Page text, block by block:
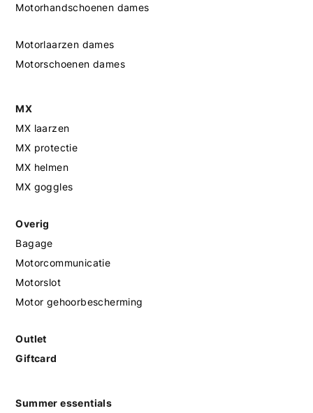
Motorhandschoenen dames
Motorlaarzen dames
Motorschoenen dames
MX
MX laarzen
MX protectie
MX helmen
MX goggles
Overig
Bagage
Motorcommunicatie
Motorslot
Motor gehoorbescherming
Outlet
Giftcard
Summer essentials